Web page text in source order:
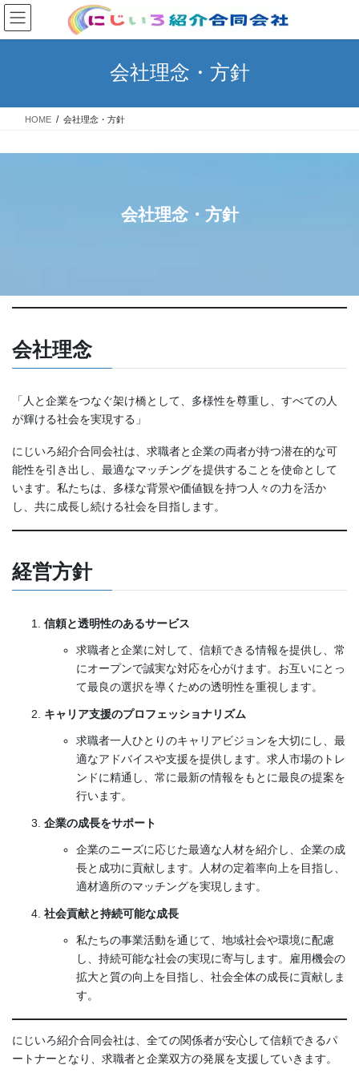
コ
ン
テ
ス
ナ
ビ
ゲ
ン
会社理念・方針
HOME 会社理念・方針
会社理念・方針
会社理念
「人と企業をつなぐ架け橋として、多様性を尊重し、すべての人
が輝ける社会を実現する」
にじいろ紹介合同会社は、求職者と企業の両者が持つ潜在的な可
能性を引き出し、最適なマッチングを提供することを使命として
います。私たちは、多様な背景や価値観を持つ人々の力を活か
し、共に成長し続ける社会を目指します。
経営方針
信頼と透明性のあるサービス
求職者と企業に対して、信頼できる情報を提供し、常
にオープンで誠実な対応を心がけます。お互いにとっ
て最良の選択を導くための透明性を重視します。
キャリア支援のプロフェッショナリズム
求職者一人ひとりのキャリアビジョンを大切にし、最
適なアドバイスや支援を提供します。求人市場のトレ
ンドに精通し、常に最新の情報をもとに最良の提案を
行います。
企業の成長をサポート
企業のニーズに応じた最適な人材を紹介し、企業の成
長と成功に貢献します。人材の定着率向上を目指し、
適材適所のマッチングを実現します。
社会貢献と持続可能な成長
私たちの事業活動を通じて、地域社会や環境に配慮
し、持続可能な社会の実現に寄与します。雇用機会の
拡大と質の向上を目指し、社会全体の成長に貢献しま
す。
にじいろ紹介合同会社は、全ての関係者が安心して信頼できるパ
ートナーとなり、求職者と企業双方の発展を支援していきます。